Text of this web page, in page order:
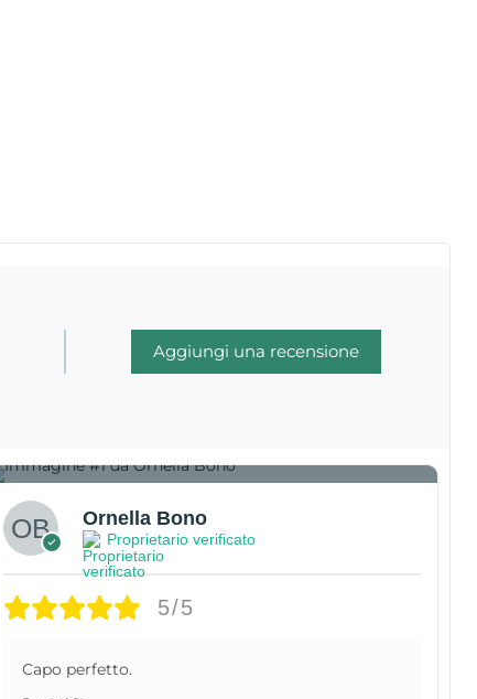
Aggiungi una recensione
Ornella Bono
Proprietario verificato
5/5
Capo perfetto.